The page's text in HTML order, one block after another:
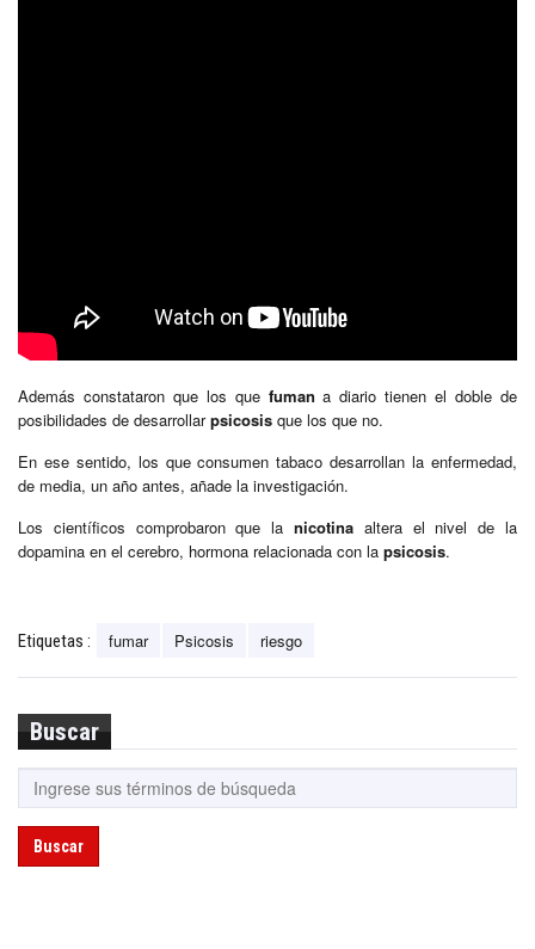
Además constataron que los que fuman a diario tienen el doble de
posibilidades de desarrollarpsicosis que los que no.
En ese sentido, los que consumen tabaco desarrollan la enfermedad,
de media, un año antes, añade la investigación.
Los científicos comprobaron que la nicotina altera el nivel de la
dopamina en el cerebro, hormona relacionada con la psicosis.
Etiquetas : fumar Psicosis riesgo
Buscar
Buscar